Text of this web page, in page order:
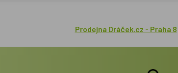
Prodejna Dráček.cz - Praha 8